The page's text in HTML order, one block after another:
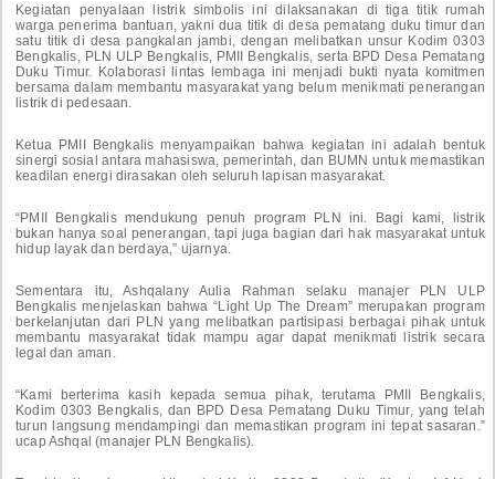
Kegiatan penyalaan listrik simbolis ini dilaksanakan di tiga titik rumah
warga penerima bantuan, yakni dua titik di desa pematang duku timur dan
satu titik di desa pangkalan jambi, dengan melibatkan unsur Kodim 0303
Bengkalis, PLN ULP Bengkalis, PMII Bengkalis, serta BPD Desa Pematang
Duku Timur. Kolaborasi lintas lembaga ini menjadi bukti nyata komitmen
bersama dalam membantu masyarakat yang belum menikmati penerangan
listrik di pedesaan.
Ketua PMII Bengkalis menyampaikan bahwa kegiatan ini adalah bentuk
sinergi sosial antara mahasiswa, pemerintah, dan BUMN untuk memastikan
keadilan energi dirasakan oleh seluruh lapisan masyarakat.
“PMII Bengkalis mendukung penuh program PLN ini. Bagi kami, listrik
bukan hanya soal penerangan, tapi juga bagian dari hak masyarakat untuk
hidup layak dan berdaya,” ujarnya.
Sementara itu, Ashqalany Aulia Rahman selaku manajer PLN ULP
Bengkalis menjelaskan bahwa “Light Up The Dream” merupakan program
berkelanjutan dari PLN yang melibatkan partisipasi berbagai pihak untuk
membantu masyarakat tidak mampu agar dapat menikmati listrik secara
legal dan aman.
“Kami berterima kasih kepada semua pihak, terutama PMII Bengkalis,
Kodim 0303 Bengkalis, dan BPD Desa Pematang Duku Timur, yang telah
turun langsung mendampingi dan memastikan program ini tepat sasaran.”
ucap Ashqal (manajer PLN Bengkalis).